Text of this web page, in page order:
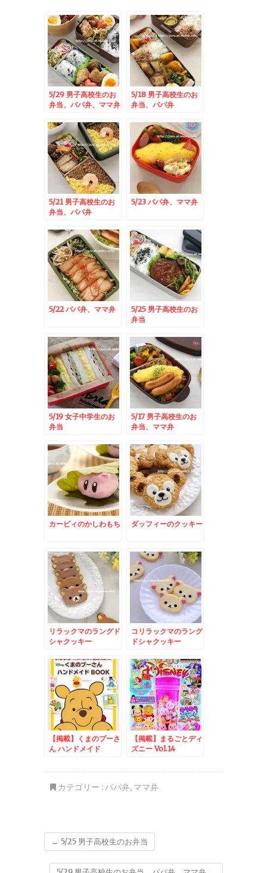
5/29 男子高校生のお
弁当、パパ弁、ママ弁
5/18 男子高校生のお
弁当、パパ弁
5/21 男子高校生のお
弁当、パパ弁
5/23 パパ弁、ママ弁
5/22 パパ弁、ママ弁
5/25 男子高校生のお
弁当
5/19 女子中学生のお
弁当
5/17 男子高校生のお
弁当、ママ弁
カービィのかしわもち ダッフィーのクッキー
リラックマのラングド
シャクッキー
コリラックマのラング
ドシャクッキー
【掲載】くまのプーさ
ん ハンドメイド
【掲載】まるごとディ
ズニー Vol.14
カテゴリー : パパ弁, ママ弁
← 5/25 男子高校生のお弁当